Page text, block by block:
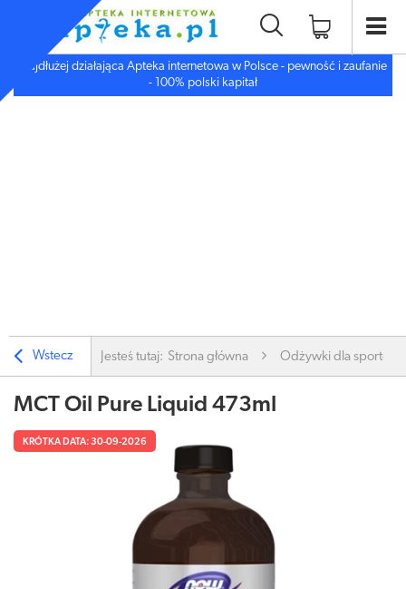
Najdłużej działająca Apteka internetowa w Polsce - pewność i zaufanie
- 100% polski kapitał
Wstecz Jesteś tutaj: Strona główna Odżywki dla
MCT Oil Pure Liquid 473ml
KRÓTKA DATA: 30-09-2026